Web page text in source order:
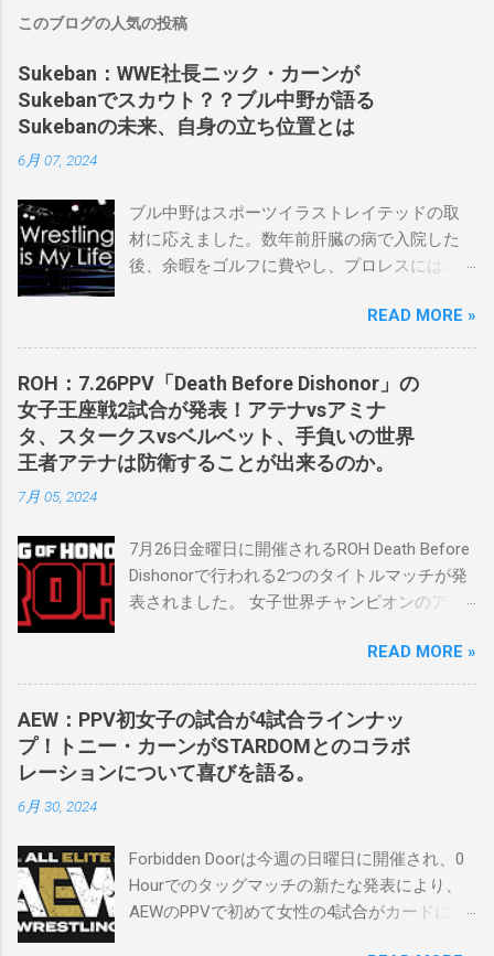
このブログの人気の投稿
Sukeban：WWE社長ニック・カーンが
Sukebanでスカウト？？ブル中野が語る
Sukebanの未来、自身の立ち位置とは
6月 07, 2024
ブル中野はスポーツイラストレイテッドの取
材に応えました。数年前肝臓の病で入院した
後、余暇をゴルフに費やし、プロレスにはス
ました。なお、新しいプロモーションは無限
の可能性に満ちており、先日WWEのニック・
カーン社長にスカウトされました。 「私は
2023年にスケバンのコミッショナーに任命さ
れました。スケバンの醍醐味は、日本独自の
文化の過去、現在、未来をリング上で見るこ
とができることです。何十年も前のスケバン
好きです。」 彼女は今、スケバンで重要な役
割を果たしています。 「今活躍している選手
をとても誇りに思い、応援しています。私の
ケバンのレスラーばかりです。私は彼らを私
の子供のように考えている」。 スケバンの最
新のショーは5月末に行われました。日本の女
子プロレスリーグがロサンゼルスでデビュー
し、5試合のカードが YouTube で公開されてい
野が見守る中、クラッシュ・ユウ選手を相手
にタイトル防衛に成功しました。 「スケバン
レスラーには無限の可能性を感じます。若く
READ MORE »
ROH：7.26PPV「Death Before Dishonor」の
女子王座戦2試合が発表！アテナvsアミナ
タ、スタークスvsベルベット、手負いの世界
王者アテナは防衛することが出来るのか。
7月 05, 2024
7月26日金曜日に開催されるROH Death Before
Dishonorで行われる2つのタイトルマッチが発
表されました。 女子世界チャンピオンのアテ
を防衛することになりました。この試合は木
曜日のROHで発表されました。アテナは5月か
ら活動を休止しており、リング上での欠場は
ストーリー上の負傷が原因とされています。
女子世界チャンピオンは5月の最後の試合で怪
我の恐怖に苦しみましたが、それはストーリ
Dishonorでタイトルを防衛します。PPVでレッ
ド・ベルベッドを相手にROH Women's TV 王
座の防衛戦を行います。 木曜日の放送では、
READ MORE »
AEW：PPV初女子の試合が4試合ラインナッ
プ！トニー・カーンがSTARDOMとのコラボ
レーションについて喜びを語る。
6月 30, 2024
Forbidden Doorは今週の日曜日に開催され、0
Hourでのタッグマッチの新たな発表により、
AEWのPPVで初めて女性の4試合がカードに含